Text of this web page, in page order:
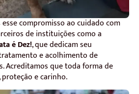
compromisso ao cuidado com
de instituições como a
é Dez!, que dedicam seu
e acolhimento de
Acreditamos que toda forma de
e carinho.